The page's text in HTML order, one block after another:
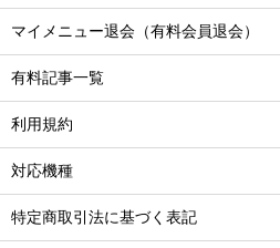
マイメニュー退会（有料会員退会）
有料記事一覧
利用規約
対応機種
特定商取引法に基づく表記